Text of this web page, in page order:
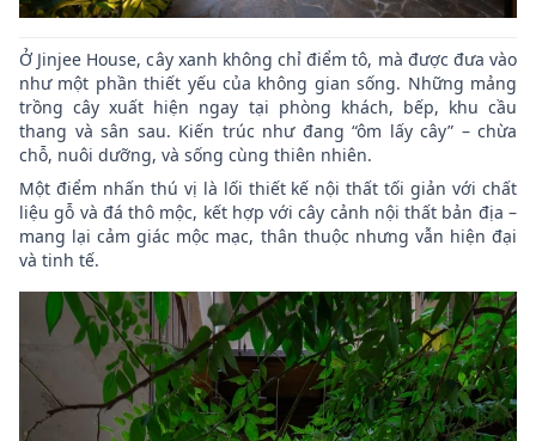
Ở Jinjee House, cây xanh không chỉ điểm tô, mà được đưa vào
như một phần thiết yếu của không gian sống. Những mảng
trồng cây xuất hiện ngay tại phòng khách, bếp, khu cầu
thang và sân sau. Kiến trúc như đang “ôm lấy cây” – chừa
chỗ, nuôi dưỡng, và sống cùng thiên nhiên.
Một điểm nhấn thú vị là lối thiết kế nội thất tối giản với chất
liệu gỗ và đá thô mộc, kết hợp với cây cảnh nội thất bản địa –
mang lại cảm giác mộc mạc, thân thuộc nhưng vẫn hiện đại
và tinh tế.